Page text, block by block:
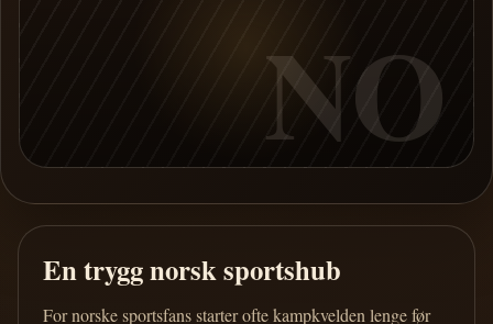
NO
En trygg norsk sportshub
For norske sportsfans starter ofte kampkvelden lenge før